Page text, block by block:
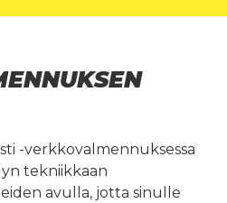
-verkkovalmennuksessa
tekniikkaan
avulla, jotta sinulle